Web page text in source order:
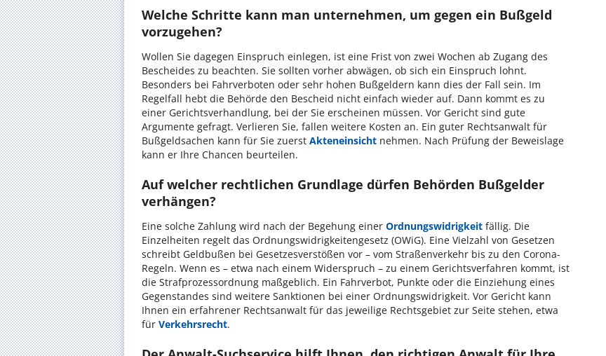
Welche Schritte kann man unternehmen, um gegen ein Bußgeld
vorzugehen?
Wollen Sie dagegen Einspruch einlegen, ist eine Frist von zwei Wochen ab Zugang des
Bescheides zu beachten. Sie sollten vorher abwägen, ob sich ein Einspruch lohnt.
Besonders bei Fahrverboten oder sehr hohen Bußgeldern kann dies der Fall sein. Im
Regelfall hebt die Behörde den Bescheid nicht einfach wieder auf. Dann kommt es zu
einer Gerichtsverhandlung, bei der Sie erscheinen müssen. Vor Gericht sind gute
Argumente gefragt. Verlieren Sie, fallen weitere Kosten an. Ein guter Rechtsanwalt für
Bußgeldsachen kann für Sie zuerst Akteneinsicht nehmen. Nach Prüfung der Beweislage
kann er Ihre Chancen beurteilen.
Auf welcher rechtlichen Grundlage dürfen Behörden Bußgelder
verhängen?
Eine solche Zahlung wird nach der Begehung einer Ordnungswidrigkeit fällig. Die
Einzelheiten regelt das Ordnungswidrigkeitengesetz (OWiG). Eine Vielzahl von Gesetzen
schreibt Geldbußen bei Gesetzesverstößen vor – vom Straßenverkehr bis zu den Corona-
Regeln. Wenn es – etwa nach einem Widerspruch – zu einem Gerichtsverfahren kommt, ist
die Strafprozessordnung maßgeblich. Ein Fahrverbot, Punkte oder die Einziehung eines
Gegenstandes sind weitere Sanktionen bei einer Ordnungswidrigkeit. Vor Gericht kann
Ihnen ein erfahrener Rechtsanwalt für das jeweilige Rechtsgebiet zur Seite stehen, etwa
für Verkehrsrecht.